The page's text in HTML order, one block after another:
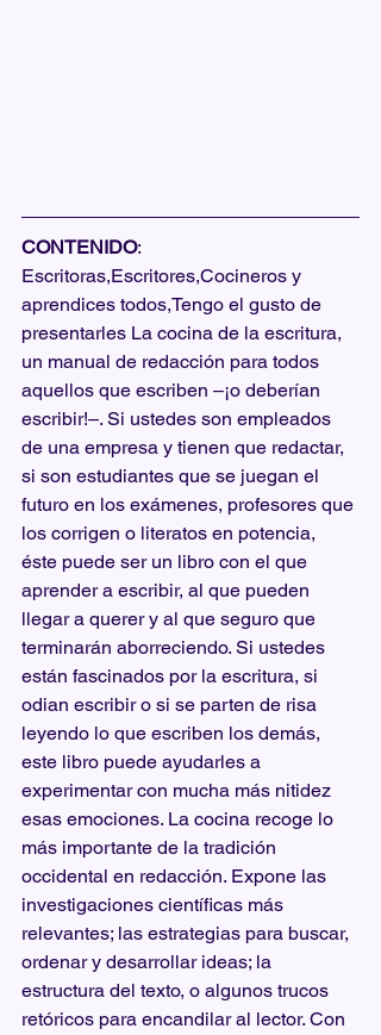
CONTENIDO:
Escritoras,Escritores,Cocineros y
aprendices todos,Tengo el gusto de
presentarles La cocina de la escritura,
un manual de redacción para todos
aquellos que escriben –¡o deberían
escribir!–. Si ustedes son empleados
de una empresa y tienen que redactar,
si son estudiantes que se juegan el
futuro en los exámenes, profesores que
los corrigen o literatos en potencia,
éste puede ser un libro con el que
aprender a escribir, al que pueden
llegar a querer y al que seguro que
terminarán aborreciendo. Si ustedes
están fascinados por la escritura, si
odian escribir o si se parten de risa
leyendo lo que escriben los demás,
este libro puede ayudarles a
experimentar con mucha más nitidez
esas emociones. La cocina recoge lo
más importante de la tradición
occidental en redacción. Expone las
investigaciones científicas más
relevantes; las estrategias para buscar,
ordenar y desarrollar ideas; la
estructura del texto, o algunos trucos
retóricos para encandilar al lector. Con